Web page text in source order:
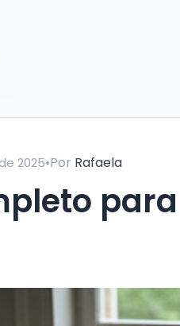
2025•Por Rafaela